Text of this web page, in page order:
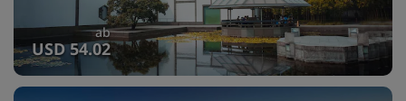
ab
USD 54.02